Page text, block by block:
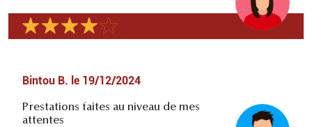
Bintou B. le 19/12/2024
Prestations faites au niveau de mes
attentes